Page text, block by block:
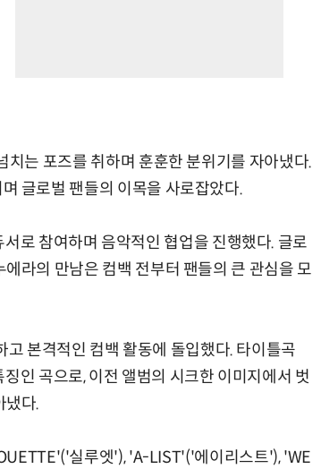
는 포즈를 취하며 훈훈한 분위기를 자아냈다.
글로벌 팬들의 이목을 사로잡았다.
로 참여하며 음악적인 협업을 진행했다. 글로
라의 만남은 컴백 전부터 팬들의 큰 관심을 모
본격적인 컴백 활동에 돌입했다. 타이틀곡
인 곡으로, 이전 앨범의 시크한 이미지에서 벗
냈다.
실루엣'), 'A-LIST'('에이리스트'), 'WE